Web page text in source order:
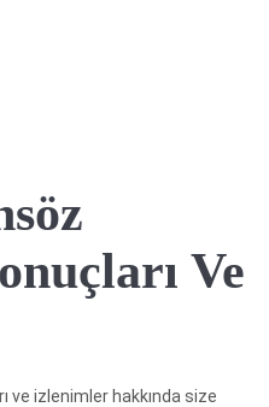
Ve
ve izlenimler hakkında size